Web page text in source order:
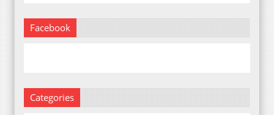
Facebook
Categories